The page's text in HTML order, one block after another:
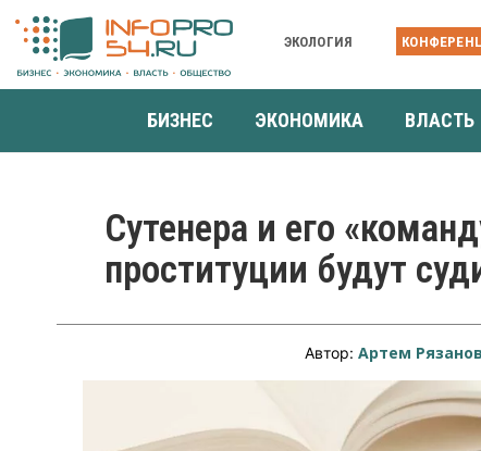
ЭКОЛОГИЯ
БИЗНЕС ЭКОНОМИКА ВЛАСТЬ
Сутенера и его
проституции будут
Автор:Артем Рязанов